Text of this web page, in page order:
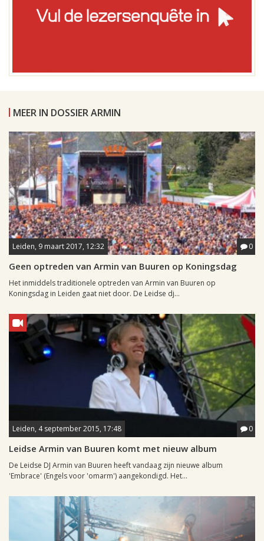
MEER IN DOSSIER ARMIN
Leiden, 9 maart 2017, 12:32 0
Geen optreden van Armin van Buuren op Koningsdag
Het inmiddels traditionele optreden van Armin van Buuren op
Koningsdag in Leiden gaat niet door. De Leidse dj...
Leiden, 4 september 2015, 17:48 0
Leidse Armin van Buuren komt met nieuw album
De Leidse DJ Armin van Buuren heeft vandaag zijn nieuwe album
'Embrace' (Engels voor 'omarm') aangekondigd. Het...